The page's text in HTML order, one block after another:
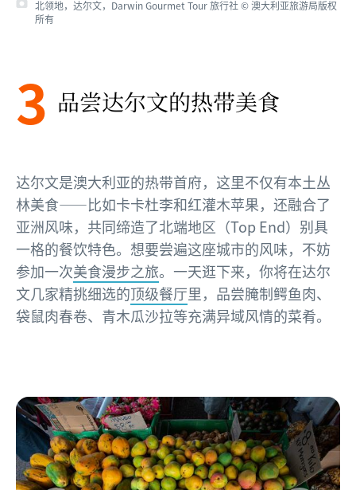
北领地，达尔文，Darwin Gourmet Tour 旅行社 © 澳大利亚旅游局版权
所有
3 品尝达尔文的热带美食
达尔文是澳大利亚的热带首府，这里不仅有本土丛
林美食——比如卡卡杜李和红灌木苹果，还融合了
亚洲风味，共同缔造了北端地区（Top End）别具
一格的餐饮特色。想要尝遍这座城市的风味，不妨
参加一次美食漫步之旅。一天逛下来，你将在达尔
文几家精挑细选的顶级餐厅里，品尝腌制鳄鱼肉、
袋鼠肉春卷、青木瓜沙拉等充满异域风情的菜肴。